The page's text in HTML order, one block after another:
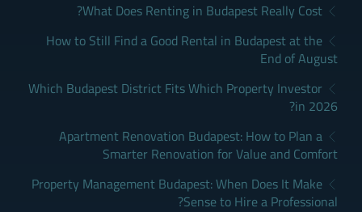
What Does Renting in Budapest Really Cost?
How to Still Find a Good Rental in Budapest at the
End of August
Which Budapest District Fits Which Property Investor
in 2026?
Apartment Renovation Budapest: How to Plan a
Smarter Renovation for Value and Comfort
Property Management Budapest: When Does It Make
Sense to Hire a Professional?